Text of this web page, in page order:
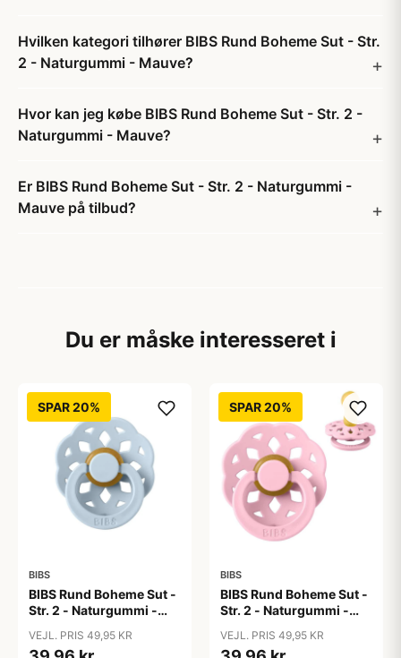
Hvilken kategori tilhører BIBS Rund Boheme Sut - Str.
2 - Naturgummi - Mauve?
Hvor kan jeg købe BIBS Rund Boheme Sut - Str. 2 -
Naturgummi - Mauve?
Er BIBS Rund Boheme Sut - Str. 2 - Naturgummi -
Mauve på tilbud?
Du er måske interesseret i
SPAR 20%
BIBS
BIBS Rund Boheme Sut -
Str. 2 - Naturgummi -
VEJL. PRIS 49,95 KR
SPAR 20%
BIBS
BIBS Rund Boheme Sut -
Str. 2 - Naturgummi -
VEJL. PRIS 49,95 KR